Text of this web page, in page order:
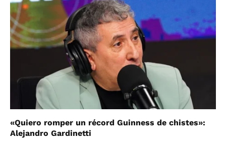
«Quiero romper un récord Guinness de chistes»:
Alejandro Gardinetti